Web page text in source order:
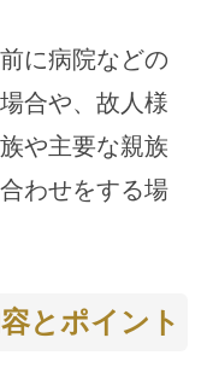
に病院などの
合や、故人様
や主要な親族
わせをする場
とポイント